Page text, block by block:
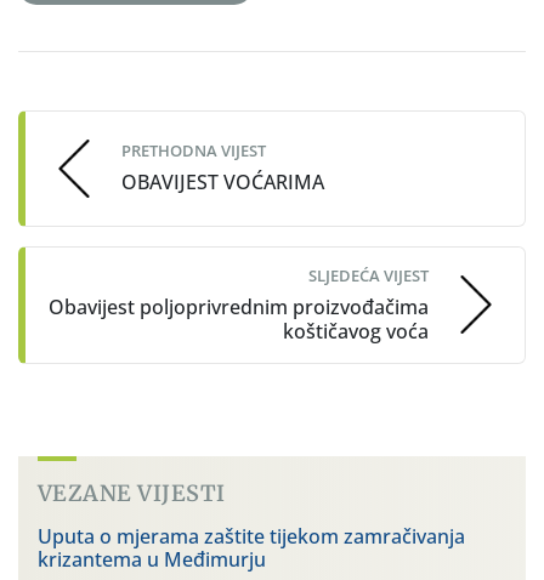
navigation
PRETHODNA VIJEST
OBAVIJEST VOĆARIMA
SLJEDEĆA VIJEST
Obavijest poljoprivrednim proizvođačima
koštičavog voća
VEZANE VIJESTI
Uputa o mjerama zaštite tijekom zamračivanja
krizantema u Međimurju